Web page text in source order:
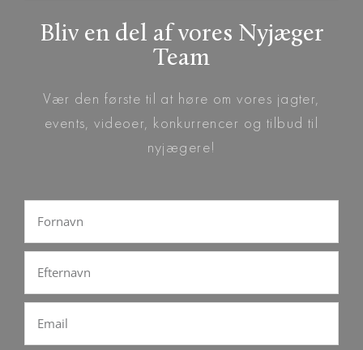
Bliv en del af vores Nyjæger
Team
Vær den første til at høre om vores jagter,
events, videoer, konkurrencer og tilbud til
nyjægere!